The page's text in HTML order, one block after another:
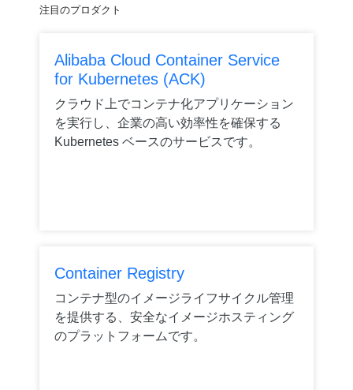
注目のプロダクト
Alibaba Cloud Container Service
for Kubernetes (ACK)
クラウド上でコンテナ化アプリケーション
を実行し、企業の高い効率性を確保する
Kubernetes ベースのサービスです。
Container Registry
コンテナ型のイメージライフサイクル管理
を提供する、安全なイメージホスティング
のプラットフォームです。